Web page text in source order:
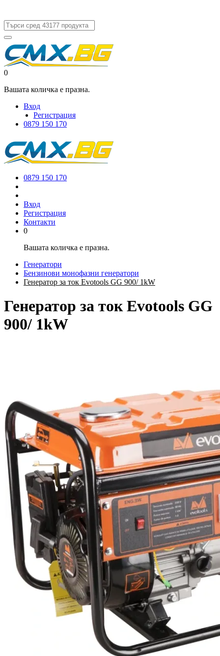
0
Вашата количка е празна.
Вход
Регистрация
0879 150 170
0879 150 170
Вход
Регистрация
Контакти
0
Вашата количка е празна.
Генератори
Бензинови монофазни генератори
Генератор за ток Evotools GG 900/ 1kW
Генератор за ток Evotools GG
900/ 1kW